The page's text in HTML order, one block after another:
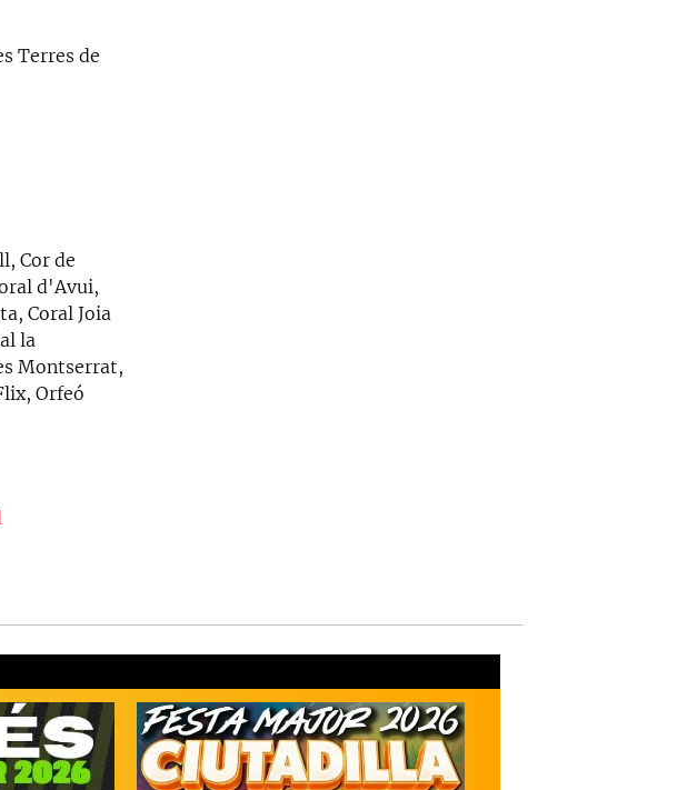
Terres de
Cor de
d'Avui,
Coral Joia
la
Montserrat,
Orfeó